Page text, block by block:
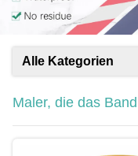
Alle Kategorien
Maler, die das